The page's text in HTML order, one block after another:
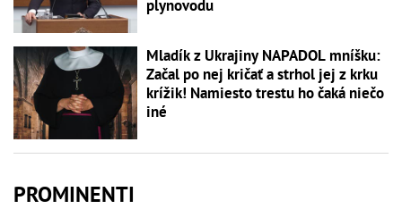
plynovodu
Mladík z Ukrajiny NAPADOL mníšku:
Začal po nej kričať a strhol jej z krku
krížik! Namiesto trestu ho čaká niečo
iné
PROMINENTI